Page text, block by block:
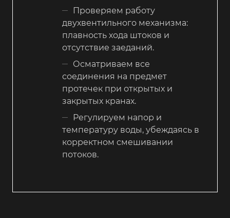
Проверяем работу
двухвентильного механизма:
плавность хода штоков и
отсутствие заеданий.
Осматриваем все
соединения на предмет
протечек при открытых и
закрытых кранах.
Регулируем напор и
температуру воды, убеждаясь в
корректном смешивании
потоков.